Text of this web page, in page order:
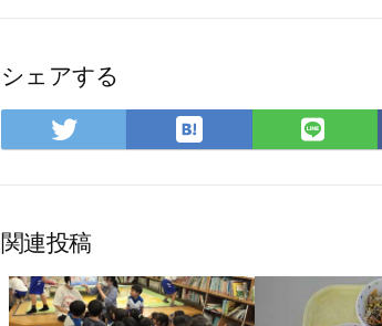
シェアする
Twitter
で
ア
は
て
マ
ー
LINE
で
関連投稿